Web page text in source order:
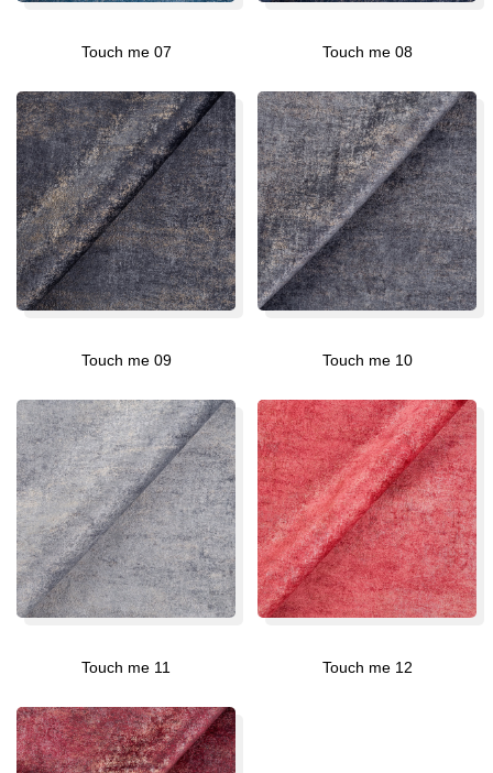
Touch me 07 Touch me 08
Touch me 09 Touch me 10
Touch me 11 Touch me 12